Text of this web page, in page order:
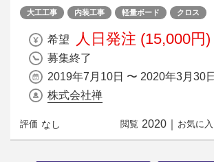
大工工事 内装工事 軽量ボード クロス
希望 人日発注 (15,000円)
募集終了
2019年7月10日 〜 2020年3月30日
株式会社禅
評価 なし 閲覧 2020 お気に入